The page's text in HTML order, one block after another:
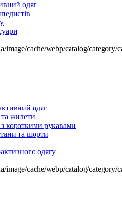
одяг
image/cache/webp/catalog/category/
одяг
жилети
короткими рукавами
та шорти
одягу
image/cache/webp/catalog/category/